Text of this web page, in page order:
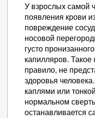
У взрослых самой
появления крови
повреждение
носовой
густо
капилляров. Такое
правило, не
здоровья
каплями или
нормальном
останавливается